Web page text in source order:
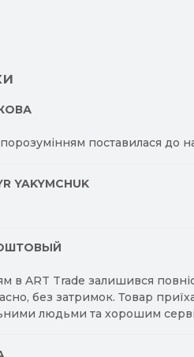
поставилася до
YAKYMCHUK
в ART Trade залишився
без затримок. Товар
людьми та хорошим